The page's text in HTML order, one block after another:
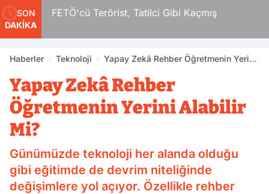
SON
DAKİKA
FETÖ'cü Terörist, Tatilci Gibi Kaçmış
Haberler Teknoloji
Yapay Zekâ Rehber Öğretmenin Yerini
Yapay Zekâ Rehber
Öğretmenin Yerini Alabilir
Mi?
Günümüzde teknoloji her alanda olduğu
gibi eğitimde de devrim niteliğinde
değişimlere yol açıyor. Özellikle rehber